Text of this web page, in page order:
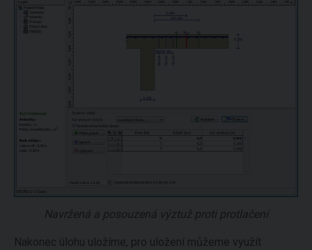
Navržená a posouzená výztuž proti protlačení
Nakonec úlohu uložíme, pro uložení můžeme využít